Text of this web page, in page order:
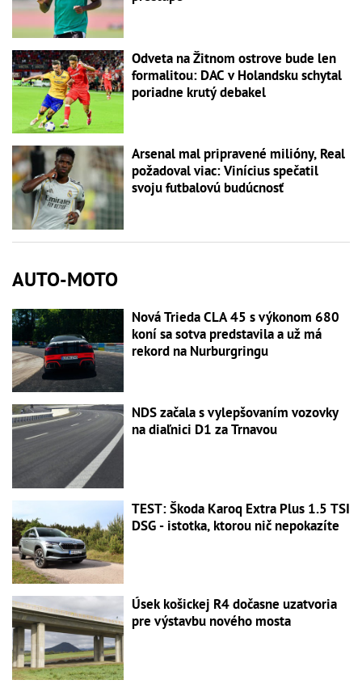
Odveta na Žitnom ostrove bude len
formalitou: DAC v Holandsku schytal
poriadne krutý debakel
Arsenal mal pripravené milióny, Real
požadoval viac: Vinícius spečatil
svoju futbalovú budúcnosť
AUTO-MOTO
Nová Trieda CLA 45 s výkonom 680
koní sa sotva predstavila a už má
rekord na Nurburgringu
NDS začala s vylepšovaním vozovky
na diaľnici D1 za Trnavou
TEST: Škoda Karoq Extra Plus 1.5 TSI
DSG - istotka, ktorou nič nepokazíte
Úsek košickej R4 dočasne uzatvoria
pre výstavbu nového mosta